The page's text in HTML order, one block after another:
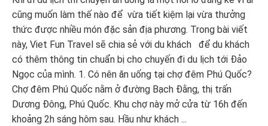
cũng muốn làm thế nào để vừa tiết kiệm lại vừa thưởng
thức được nhiều món đặc sản địa phương. Trong bài viết
này, Viet Fun Travel sẽ chia sẻ với du khách để du khách
có thêm thông tin chuẩn bị cho chuyến đi du lịch tới Đảo
Ngọc của mình. 1. Có nên ăn uống tại chợ đêm Phú Quốc?
Chợ đêm Phú Quốc nằm ở đường Bạch Đằng, thị trấn
Dương Đông, Phú Quốc. Khu chợ này mở cửa từ 16h đến
khoảng 2h sáng hôm sau. Hầu như khách ...